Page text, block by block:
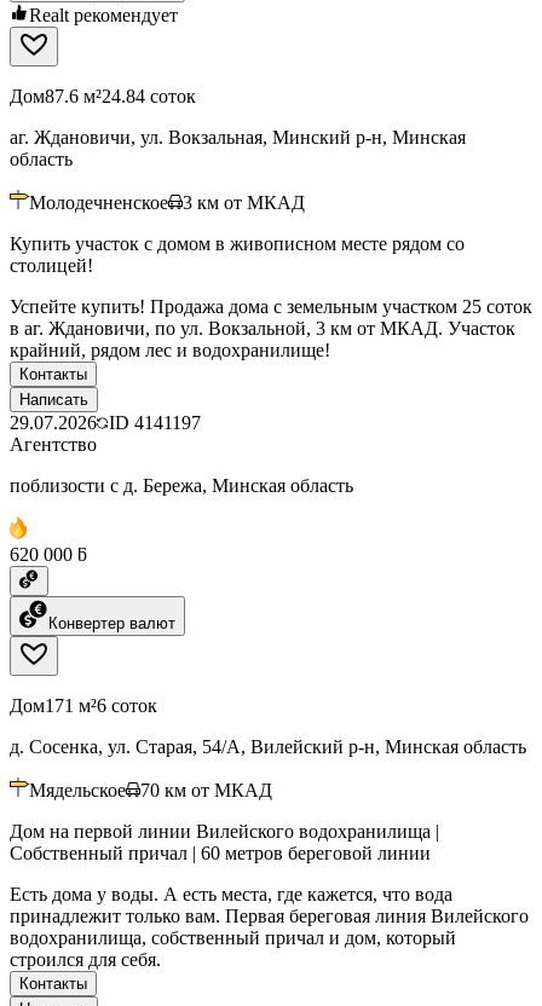
Realt рекомендует
Дом87.6 м²24.84 соток
аг. Ждановичи, ул. Вокзальная, Минский р-н, Минская
область
Молодечненское 3 км от МКАД
Купить участок с домом в живописном месте рядом со
столицей!
Успейте купить! Продажа дома с земельным участком 25 соток
в аг. Ждановичи, по ул. Вокзальной, 3 км от МКАД. Участок
крайний, рядом лес и водохранилище!
Контакты
Написать
29.07.2026 ID 4141197
Агентство
поблизости с д. Бережа, Минская область
620 000 ƃ
Конвертер валют
Дом171 м²6 соток
д. Сосенка, ул. Старая, 54/А, Вилейский р-н, Минская область
Мядельское 70 км от МКАД
Дом на первой линии Вилейского водохранилища |
Собственный причал | 60 метров береговой линии
Есть дома у воды. А есть места, где кажется, что вода
принадлежит только вам. Первая береговая линия Вилейского
водохранилища, собственный причал и дом, который
строился для себя.
Контакты